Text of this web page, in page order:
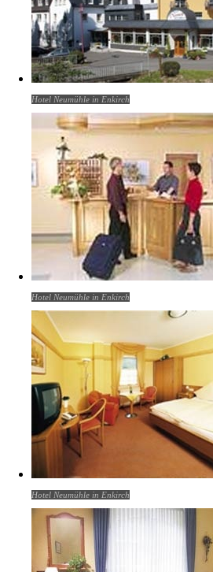
Hotel Neumühle in Enkirch
Hotel Neumühle in Enkirch
Hotel Neumühle in Enkirch